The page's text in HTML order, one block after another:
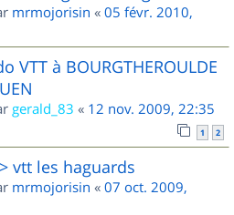
mrmojorisin « 05 févr. 2010,
VTT à BOURGTHEROULDE
gerald_83 « 12 nov. 2009, 22:35
1 2
vtt les haguards
mrmojorisin « 07 oct. 2009,